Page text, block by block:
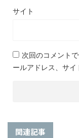
サイト
次回のコメント
ールアドレス、サイ
関連記事